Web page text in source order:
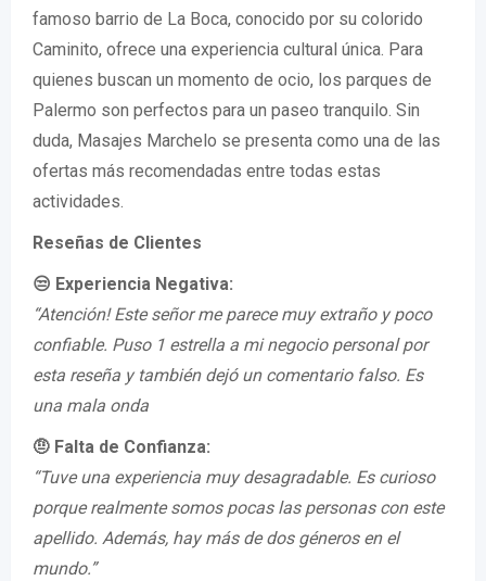
famoso barrio de La Boca, conocido por su colorido
Caminito, ofrece una experiencia cultural única. Para
quienes buscan un momento de ocio, los parques de
Palermo son perfectos para un paseo tranquilo. Sin
duda, Masajes Marchelo se presenta como una de las
ofertas más recomendadas entre todas estas
actividades.
Reseñas de Clientes
😒 Experiencia Negativa:
“Atención! Este señor me parece muy extraño y poco
confiable. Puso 1 estrella a mi negocio personal por
esta reseña y también dejó un comentario falso. Es
una mala onda
🤨 Falta de Confianza:
“Tuve una experiencia muy desagradable. Es curioso
porque realmente somos pocas las personas con este
apellido. Además, hay más de dos géneros en el
mundo.”